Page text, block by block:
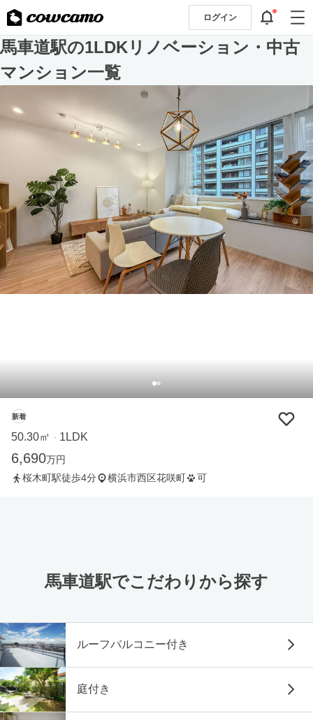
ログイン
馬車道駅の1LDKリノベーション・中古
マンション一覧
新着
50.30㎡ ・ 1LDK
6,690万円
桜木町駅徒歩4分
横浜市西区花咲町 可
馬車道駅でこだわりから探す
ルーフバルコニー付き
庭付き